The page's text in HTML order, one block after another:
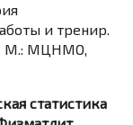
и тренир.
— М.: МЦНМО,
статистика